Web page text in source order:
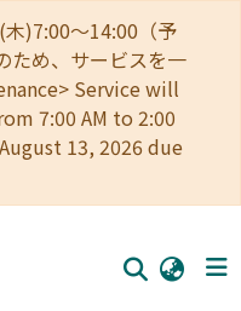
木)7:00～14:00（予
ため、サービスを一
Service will
7:00 AM to 2:00
13, 2026 due